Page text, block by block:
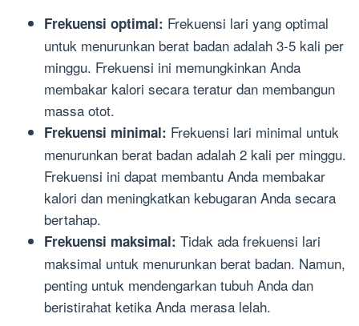
Frekuensi optimal: Frekuensi lari yang optimal
untuk menurunkan berat badan adalah 3-5 kali per
minggu. Frekuensi ini memungkinkan Anda
membakar kalori secara teratur dan membangun
massa otot.
Frekuensi minimal: Frekuensi lari minimal untuk
menurunkan berat badan adalah 2 kali per minggu.
Frekuensi ini dapat membantu Anda membakar
kalori dan meningkatkan kebugaran Anda secara
bertahap.
Frekuensi maksimal: Tidak ada frekuensi lari
maksimal untuk menurunkan berat badan. Namun,
penting untuk mendengarkan tubuh Anda dan
beristirahat ketika Anda merasa lelah.